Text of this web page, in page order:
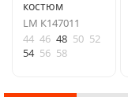
костюм
LM К147011
44 46 48 50 52
54 56 58